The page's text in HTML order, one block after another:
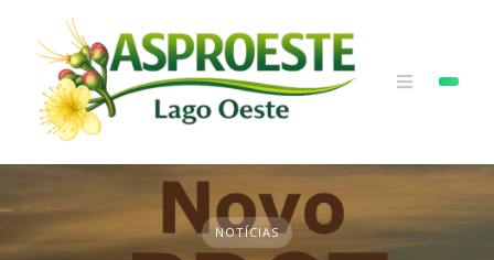
content
NOTÍCIAS